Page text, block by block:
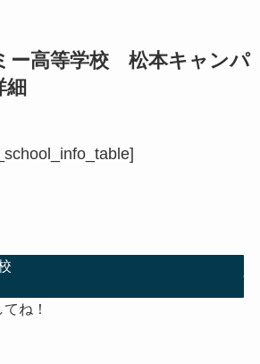
ー高等学校 松本キャンパ
細
ね！